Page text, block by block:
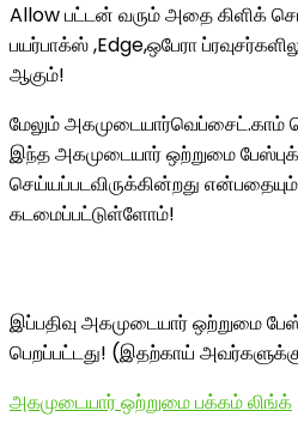
Allow பட்டன் வரும் அதை கிளிக்
பயர்பாக்ஸ் ,Edge,ஒபேரா
ஆகும்!
மேலும் அகமுடையார்வெப்சைட்.காம்
இந்த அகமுடையார் ஒற்றுமை
செய்யப்படவிருக்கின்றது
கடமைப்பட்டுள்ளோம்!
இப்பதிவு அகமுடையார் ஒற்றுமை
பெறப்பட்டது! (இதற்காய்
அகமுடையார் ஒற்றுமை பக்கம் லிங்க்